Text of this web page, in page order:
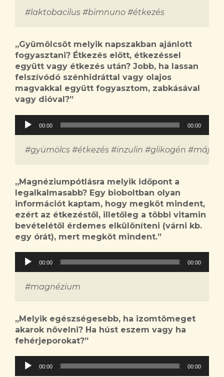
#laktobacilus #bimnuno #étkezés
„Gyümölcsöt melyik napszakban ajánlott
fogyasztani? Étkezés előtt, étkezéssel
együtt vagy étkezés után? Jobb, ha lassan
felszívódó szénhidráttal vagy olajos
magvakkal együtt fogyasztom, zabkásával
vagy dióval?”
Audió
lejátszó
00:00 00:00
#gyümölcs #étkezés #inzulin #glikogén #máj
„Magnéziumpótlásra melyik időpont a
legalkalmasabb? Egy bioboltban olyan
információt kaptam, hogy megköt mindent,
ezért az étkezéstől, illetőleg a többi vitamin
bevételétől érdemes elkülöníteni (várni kb.
egy órát), mert megköt mindent.”
Audió
lejátszó
00:00 00:00
#magnézium
„Melyik egészségesebb, ha izomtömeget
akarok növelni? Ha húst eszem vagy ha
fehérjeporokat?”
Audió
lejátszó
00:00 00:00